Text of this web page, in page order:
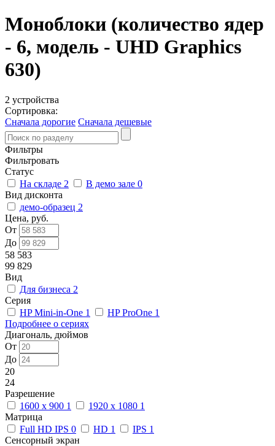
Моноблоки (количество ядер
- 6, модель - UHD Graphics
630)
2 устройства
Сортировка:
Сначала дорогие Сначала дешевые
Фильтры
Фильтровать
Статус
На складе 2 В демо зале 0
Вид дисконта
демо-образец 2
Цена, руб.
От
До
58 583
99 829
Вид
Для бизнеса 2
Серия
HP Mini-in-One 1 HP ProOne 1
Подробнее о сериях
Диагональ, дюймов
От
До
20
24
Разрешение
1600 x 900 1 1920 x 1080 1
Матрица
Full HD IPS 0 HD 1 IPS 1
Сенсорный экран